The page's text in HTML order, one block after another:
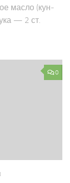
масло (кун­
— 2 ст.
0